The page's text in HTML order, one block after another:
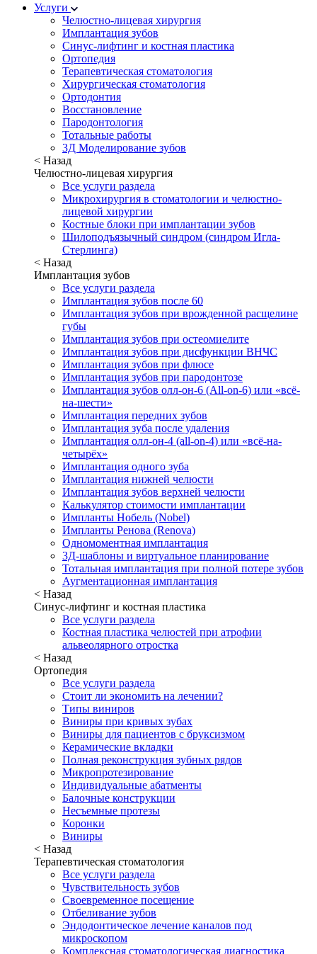
Услуги
Челюстно-лицевая хирургия
Имплантация зубов
Синус-лифтинг и костная пластика
Ортопедия
Терапевтическая стоматология
Хирургическая стоматология
Ортодонтия
Восстановление
Пародонтология
Тотальные работы
3Д Моделирование зубов
< Назад
Челюстно-лицевая хирургия
Все услуги раздела
Микрохирургия в стоматологии и челюстно-
лицевой хирургии
Костные блоки при имплантации зубов
Шилоподъязычный синдром (синдром Игла-
Стерлинга)
< Назад
Имплантация зубов
Все услуги раздела
Имплантация зубов после 60
Имплантация зубов при врожденной расщелине
губы
Имплантация зубов при остеомиелите
Имплантация зубов при дисфункции ВНЧС
Имплантация зубов при флюсе
Имплантация зубов при пародонтозе
Имплантация зубов олл-он-6 (All-on-6) или «всё-
на-шести»
Имплантация передних зубов
Имплантация зуба после удаления
Имплантация олл-он-4 (all-on-4) или «всё-на-
четырёх»
Имплантация одного зуба
Имплантация нижней челюсти
Имплантация зубов верхней челюсти
Калькулятор стоимости имплантации
Импланты Нобель (Nobel)
Импланты Ренова (Renova)
Одномоментная имплантация
3Д-шаблоны и виртуальное планирование
Тотальная имплантация при полной потере зубов
Аугментационная имплантация
< Назад
Синус-лифтинг и костная пластика
Все услуги раздела
Костная пластика челюстей при атрофии
альвеолярного отростка
< Назад
Ортопедия
Все услуги раздела
Стоит ли экономить на лечении?
Типы виниров
Виниры при кривых зубах
Виниры для пациентов с бруксизмом
Керамические вкладки
Полная реконструкция зубных рядов
Микропротезирование
Индивидуальные абатменты
Балочные конструкции
Несъемные протезы
Коронки
Виниры
< Назад
Терапевтическая стоматология
Все услуги раздела
Чувствительность зубов
Своевременное посещение
Отбеливание зубов
Эндодонтическое лечение каналов под
микроскопом
Комплексная стоматологическая диагностика